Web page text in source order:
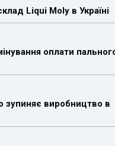
Liqui Moly в Україні
оплати
зупиняє виробництво в